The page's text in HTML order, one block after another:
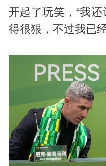
开起了玩笑，“我
得很狠，不过我已